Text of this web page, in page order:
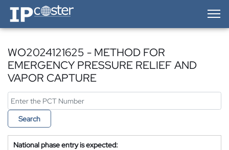
IP-Coster — Home
WO2024121625 - METHOD FOR
EMERGENCY PRESSURE RELIEF AND
VAPOR CAPTURE
Search
National phase entry is expected: